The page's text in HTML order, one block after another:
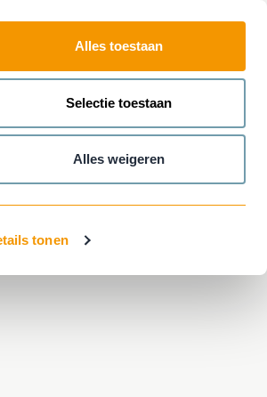
tonen
Alles toestaan
Selectie toestaan
Alles weigeren
menu
Contact